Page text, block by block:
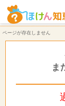
ページが存在しません | ほけん知恵袋
ページが存在しません
ま